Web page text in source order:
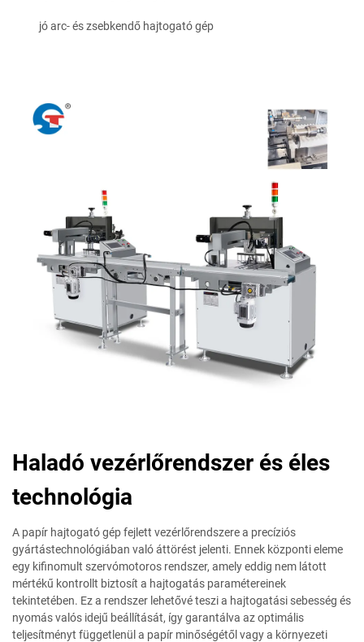
jó arc- és zsebkendő hajtogató gép
Haladó vezérlőrendszer és éles
technológia
A papír hajtogató gép fejlett vezérlőrendszere a precíziós
gyártástechnológiában való áttörést jelenti. Ennek központi eleme
egy kifinomult szervómotoros rendszer, amely eddig nem látott
mértékű kontrollt biztosít a hajtogatás paramétereinek
tekintetében. Ez a rendszer lehetővé teszi a hajtogatási sebesség és
nyomás valós idejű beállítását, így garantálva az optimális
teljesítményt függetlenül a papír minőségétől vagy a környezeti